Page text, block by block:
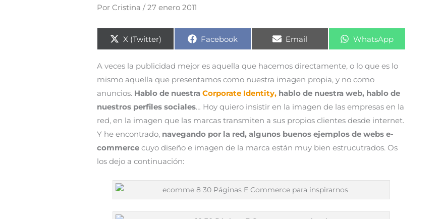
PorCristina/27 enero 2011
Compartir
en
X (Twitter) Compartir
Facebook Compartir
Email Compartir
WhatsApp
A veces la publicidad mejor es aquella que hacemos directamente, o lo que es lo
mismo aquella que presentamos como nuestra imagen propia, y no como
anuncios. Hablo de nuestraCorporate Identity, hablo de nuestra web, hablo de
nuestros perfiles sociales… Hoy quiero insistir en la imagen de las empresas en la
red, en la imagen que las marcas transmiten a sus propios clientes desde internet.
Y he encontrado, navegando por la red, algunos buenos ejemplos de webs e-
commercecuyo diseño e imagen de la marca están muy bien estrucutrados. Os
los dejo a continuación: